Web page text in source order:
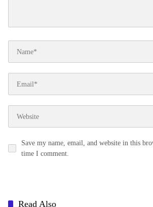
Save my name, email, and website in this
time I comment.
Read Also